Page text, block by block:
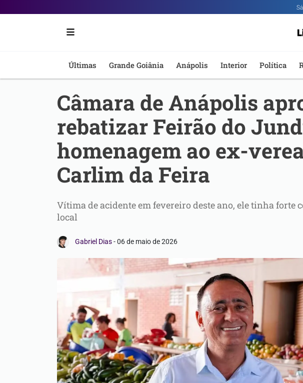
Portal
Notícias
Anápolis
Últimas Grande Goiânia Anápolis Interior Política
Câmara de Anápolis
rebatizar Feirão do
homenagem ao ex-
Carlim da Feira
Vítima de acidente em fevereiro deste ano, ele tinha forte
local
Gabriel Dias-06 de maio de 2026